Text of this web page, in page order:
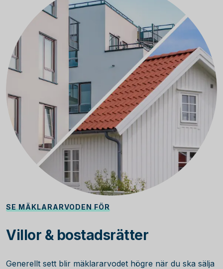
SE MÄKLARARVODEN FÖR
Villor & bostadsrätter
Generellt sett blir mäklararvodet högre när du ska sälja